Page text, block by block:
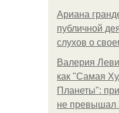
Ариана
публичной
слухов о
Валерия
как "Самая
Планеты":
не превышал